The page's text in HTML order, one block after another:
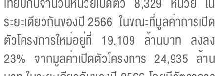
ระยะเดียวกันของปี 2566 ในขณะที่มูลค่าการเปิด
ตัวโครงการใหม่อยู่ที่ 19,109 ล้านบาท ลงลง
23% จากมูลค่าเปิดตัวโครงการ 24,935 ล้าน